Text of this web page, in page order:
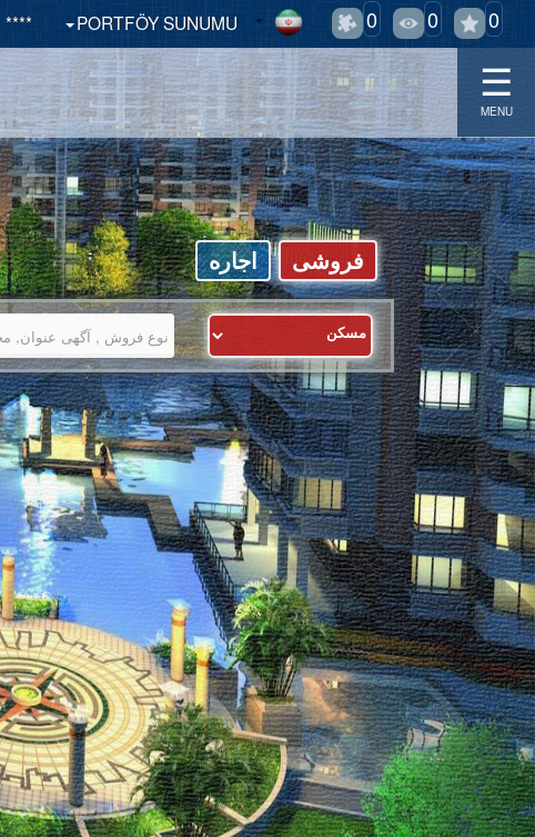
0
0
0
**** PORTFÖY SUNUMU
☰
MENU
فروشی اجاره